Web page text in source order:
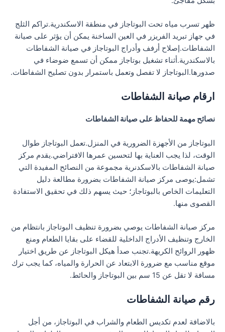
ظهر تسرب مياه تحت البوتاجاز في منطقة الاسكندرية.تراكم الثلج
في جهاز تبريد الفريزر في العين الساخنة يمكن أن يؤثر على صيانة
الشفاطات.إصلاح أرفف وأدراج البوتاجاز في صيانة الشفاطات
بالاسكندرية.أثناء تشغيل بوتاجاز ممكن أن تسمع ضوضاء في
صدورها.البوتاجاز لا تفصل وتعمل باستمرار بدون تصليح الشفاطات.
ارقام صيانة الشفاطات
نصائح مهمة للحفاظ على صيانة الشفاطات
البوتاجاز من الأجهزة الضرورية في المنزل.تعمل البوتاجاز طوال
الوقت، لذا يجب العناية بها لتحسين عمرها الافتراضي.يقدم مركز
صيانة الشفاطات بالاسكدنرية مجموعة من النصائح المفيدة التي
تشمل:يوصى مركز صيانة الشفاطات بضرورة مطالعة دليل
التعليمات الخاص بالبوتاجاز؛ حيث يسهم ذلك في تحقيق الاستفادة
القصوى منها.
مركز صيانة الشفاطات يوصي بضرورة تنظيف البوتاجاز بانتظام من
الخارج وتنظيف الأدراج الداخلية للقضاء على بقايا الطعام ومنع
ظهور الروائح الكريهة.تجنب صدأ هيكل البوتاجاز عن طريق اختيار
موقع مناسب مع ضرورة الابتعاد عن الحرارة والمياه، كما يجب ترك
مسافة لا تقل عن 15 سم بين البوتاجاز والحائط.
رقم صيانة الشفاطات
بالاضافة لعدم تكديس الطعام والشراب في البوتاجاز، من أجل